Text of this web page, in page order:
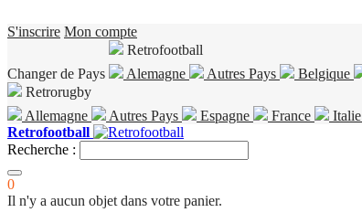
S'inscrire Mon compte
Changer de Pays
Retrofootball
Alemagne
Autres Pays Belgique
Retrorugby
Allemagne
Autres Pays Espagne France Italie
Retrofootball
Recherche :
0
Il n'y a aucun objet dans votre panier.